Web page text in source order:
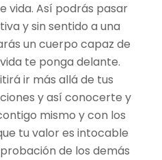
vida. Así podrás pasar
y sin sentido a una
un cuerpo capaz de
te ponga delante.
ir más allá de tus
y así conocerte y
mismo y con los
tu valor es intocable
de los demás